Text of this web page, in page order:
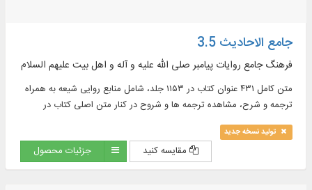
جامع الاحادیث 3.5
فرهنگ جامع روایات پیامبر صلی الله علیه و آله و اهل بیت علیهم السلام
متن کامل ۴۳۱ عنوان کتاب در ۱۱۵۳ جلد، شامل منابع روایی شیعه به همراه
ترجمه و شرح، مشاهده ترجمه ها و شروح در کنار متن اصلی کتاب در
موضوعات : اخلاق، ادعیه، تاریخ، تفسیر و ...
تولید نسخه جدید
مقایسه کنید جزئیات محصول